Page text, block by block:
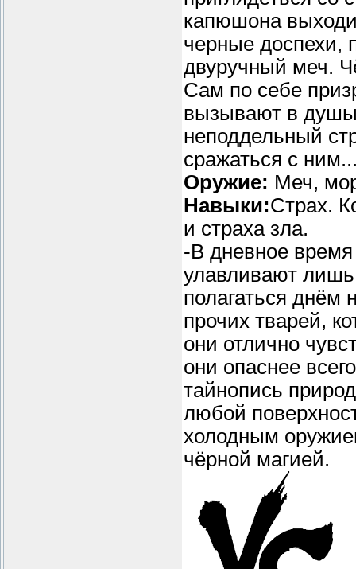
капюшона
черные доспехи,
двуручный меч.
Сам по себе
вызывают в
неподдельный
сражаться с
Оружие: Меч,
Навыки:Страх.
и страха зла.
-В дневное время
улавливают
полагаться днём
прочих тварей,
они отлично
они опаснее
тайнопись
любой
холодным
чёрной магией.